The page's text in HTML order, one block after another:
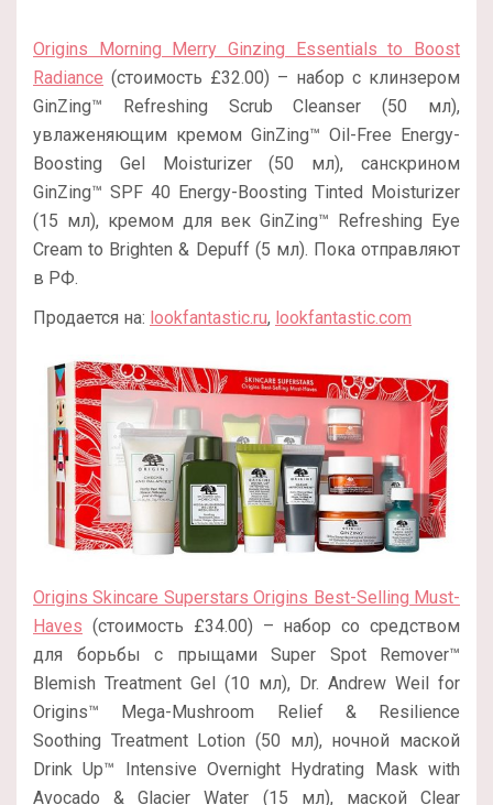
Origins Morning Merry Ginzing Essentials to Boost
Radiance (стоимость £32.00) – набор с клинзером
GinZing™ Refreshing Scrub Cleanser (50 мл),
увлаженяющим кремом GinZing™ Oil-Free Energy-
Boosting Gel Moisturizer (50 мл), санскрином
GinZing™ SPF 40 Energy-Boosting Tinted Moisturizer
(15 мл), кремом для век GinZing™ Refreshing Eye
Cream to Brighten & Depuff (5 мл). Пока отправляют
в РФ.
Продается на: lookfantastic.ru, lookfantastic.com
Origins Skincare Superstars Origins Best-Selling Must-
Haves (стоимость £34.00) – набор со средством
для борьбы с прыщами Super Spot Remover™
Blemish Treatment Gel (10 мл), Dr. Andrew Weil for
Origins™ Mega-Mushroom Relief & Resilience
Soothing Treatment Lotion (50 мл), ночной маской
Drink Up™ Intensive Overnight Hydrating Mask with
Avocado & Glacier Water (15 мл), маской Clear